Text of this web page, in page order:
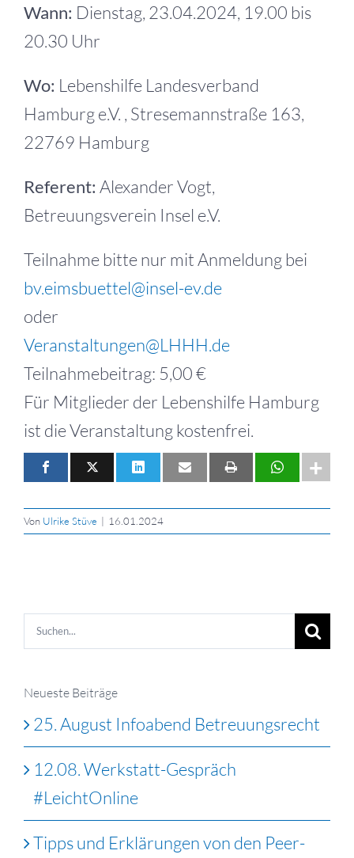
Wann: Dienstag, 23.04.2024, 19.00 bis
20.30 Uhr
Wo: Lebenshilfe Landesverband
Hamburg e.V. , Stresemannstraße 163,
22769 Hamburg
Referent: Alexander Vogt,
Betreuungsverein Insel e.V.
Teilnahme bitte nur mit Anmeldung bei
bv.eimsbuettel@insel-ev.de
oder
Veranstaltungen@LHHH.de
Teilnahmebeitrag: 5,00 €
Für Mitglieder der Lebenshilfe Hamburg
ist die Veranstaltung kostenfrei.
Von Ulrike Stüve | 16.01.2024
Suche
nach:
Neueste Beiträge
25. August Infoabend Betreuungsrecht
12.08. Werkstatt-Gespräch
#LeichtOnline
Tipps und Erklärungen von den Peer-